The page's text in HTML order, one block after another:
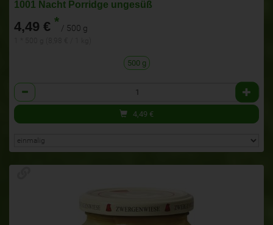
1001 Nacht Porridge ungesüß
4,49 € * / 500 g
500 g
Anzahl
4,49 €